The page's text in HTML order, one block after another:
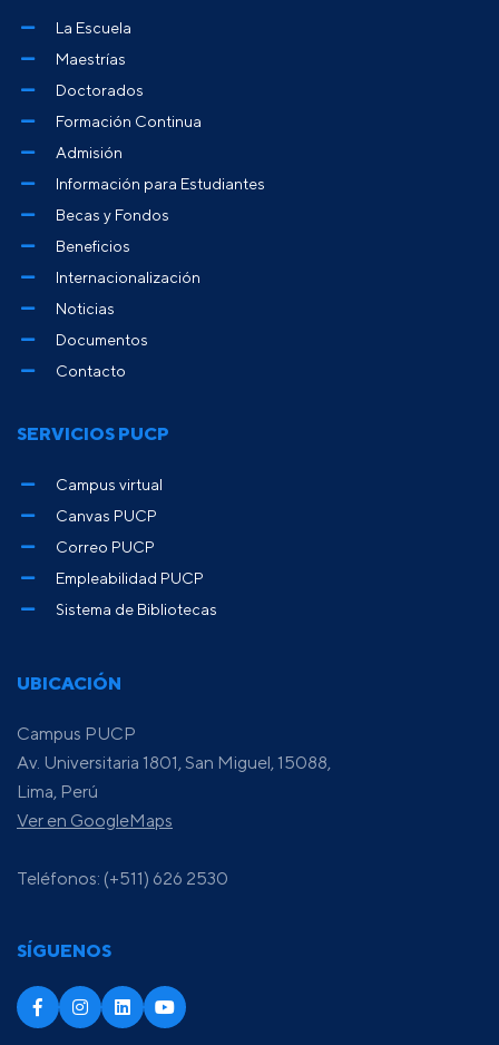
UBICACIÓN
Campus PUCP
Av. Universitaria 1801, San Miguel, 15088,
Lima, Perú
Ver en GoogleMaps
Teléfonos: (+511) 626 2530
SÍGUENOS
La Escuela
Maestrías
Doctorados
Formación Continua
Admisión
Información para Estudiantes
Becas y Fondos
Beneficios
Internacionalización
Noticias
Documentos
Contacto
SERVICIOS PUCP
Campus virtual
Canvas PUCP
Correo PUCP
Empleabilidad PUCP
Sistema de Bibliotecas